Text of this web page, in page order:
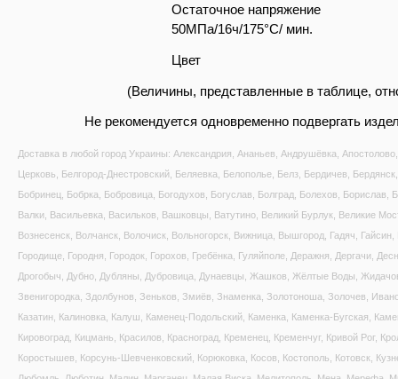
Остаточное напряжение
50MПa/16ч/175°C/ мин.
Цвет
(Величины, представленные в таблице,
Не рекомендуется одновременно подвергать
Доставка в любой город Украины: Александрия, Ананьев, Андрушёвка,
Церковь, Белгород-Днестровский, Беляевка, Белополье, Белз, Бердичев,
Бобринец, Бобрка, Бобровица, Богодухов, Богуслав, Болград, Болехов,
Валки, Васильевка, Васильков, Вашковцы, Ватутино, Великий Бурлук, Великие
Вознесенск, Волчанск, Волочиск, Вольногорск, Вижница, Вышгород, Гадяч,
Городище, Городня, Городок, Горохов, Гребёнка, Гуляйполе, Деражня, Дергачи,
Дрогобыч, Дубно, Дубляны, Дубровица, Дунаевцы, Жашков, Жёлтые Воды,
Звенигородка, Здолбунов, Зеньков, Змиёв, Знаменка, Золотоноша, Золочев,
Казатин, Калиновка, Калуш, Каменец-Подольский, Каменка, Каменка-Бугская,
Кировоград, Кицмань, Красилов, Красноград, Кременец, Кременчуг, Кривой Рог,
Коростышев, Корсунь-Шевченковский, Корюковка, Косов, Костополь, Котовск,